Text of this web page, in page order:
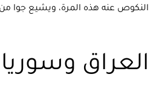
النكوص عنه هذه المرة، ويشيع جوا من
العراق وسوريا